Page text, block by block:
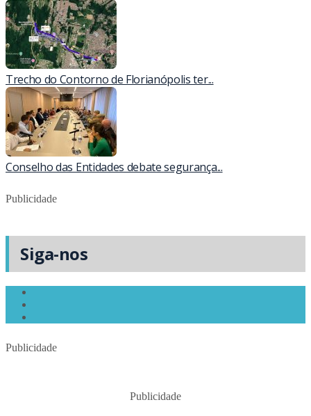
Trecho do Contorno de Florianópolis ter...
Conselho das Entidades debate segurança...
Publicidade
Siga-nos
Publicidade
Publicidade